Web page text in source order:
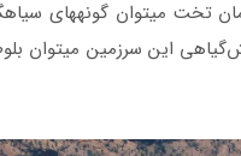
تخت می­توان گونه­های
این سرزمین می­توان